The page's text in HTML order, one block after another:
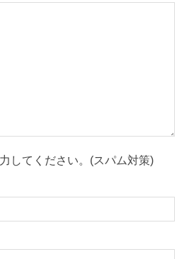
してください。(スパム対策)